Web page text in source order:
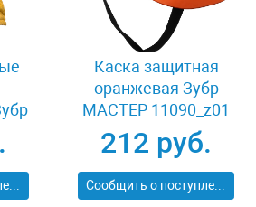
Сообщить о поступлении
Каска защитная
оранжевая Зубр
МАСТЕР 11090_z01
212 руб.
Сообщить о поступлении